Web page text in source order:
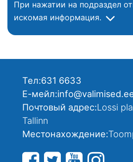
При нажатии на подраздел
искомая информация.
Тел:631 6633
Е-мейл:
Почтовый адрес:Lossi
Tallinn
Местонахождение: